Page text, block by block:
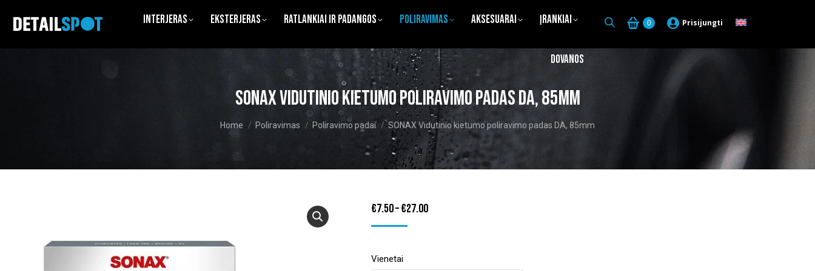
Interjeras Eksterjeras Ratlankiai ir Padangos Poliravimas Aksesuarai Įrankiai
Dovanos
0 Prisijungti
SONAX Vidutinio kietumo poliravimo padas DA, 85mm
You are here:
Home Poliravimas Poliravimo padai SONAX Vidutinio kietumo poliravimo padas DA, 85mm
€7.50–€27.00Price
Vienetai